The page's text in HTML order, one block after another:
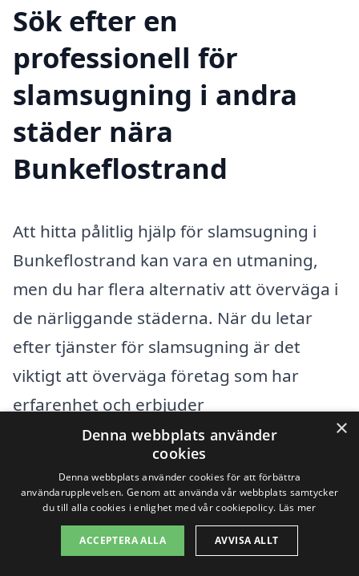
Sök efter en
professionell för
slamsugning i andra
städer nära
Bunkeflostrand
Att hitta pålitlig hjälp för slamsugning i
Bunkeflostrand kan vara en utmaning,
men du har flera alternativ att överväga i
de närliggande städerna. När du letar
efter tjänster för slamsugning är det
viktigt att överväga företag som har
erfarenhet och erbjuder
konkurrenskraftiga priser. Här är några
omkringliggande städer där du kan hitta
duktiga leverantörer:
Malmö
×
Denna webbplats använder
cookies
Denna webbplats använder cookies för att förbättra
användarupplevelsen. Genom att använda vår webbplats samtycker
du till alla cookies i enlighet med vår cookiepolicy. Läs mer
ACCEPTERA ALLA AVVISA ALLT